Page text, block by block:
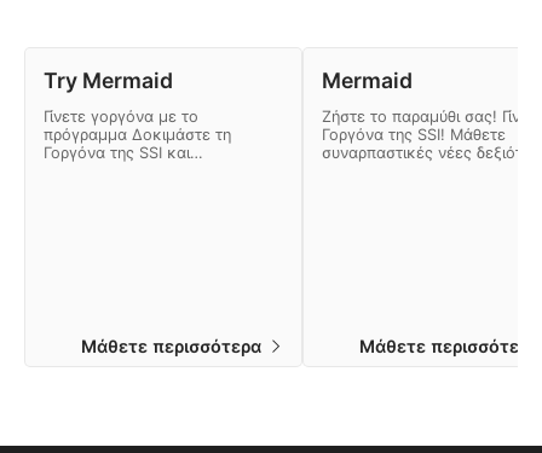
Try Mermaid
Γίνετε γοργόνα με το
πρόγραμμα Δοκιμάστε τη
Γοργόνα της SSI και
Μάθετε περισσότερα
Mermaid
Ζήστε το παραμύθι σας! Γίνε
Γοργόνα της SSI! Μάθετε
συναρπαστικές νέες
Μάθετε